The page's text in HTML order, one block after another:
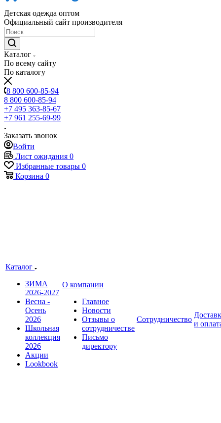
Детская одежда оптом
Официальный сайт производителя
Каталог
По всему сайту
По каталогу
8 800 600-85-94
8 800 600-85-94
+7 495 363-85-67
+7 961 255-69-99
Заказать звонок
Войти
Лист ожидания 0
Избранные товары 0
Корзина 0
Каталог
ЗИМА
2026-2027
Весна -
Осень
2026
Школьная
коллекция
2026
Акции
Lookbook
О компании
Главное
Новости
Отзывы о
сотрудничестве
Письмо
директору
Сотрудничество
и